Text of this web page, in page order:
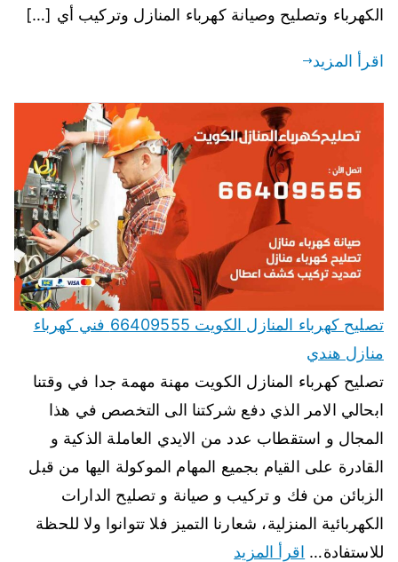
الكهرباء وتصليح وصيانة كهرباء المنازل وتركيب أي […]
اقرأ المزيد
تصليح كهرباء المنازل الكويت 66409555 فني كهرباء
منازل هندي
تصليح كهرباء المنازل الكويت مهنة مهمة جدا في وقتنا
ابحالي الامر الذي دفع شركتنا الى التخصص في هذا
المجال و استقطاب عدد من الايدي العاملة الذكية و
القادرة على القيام بجميع المهام الموكولة اليها من قبل
الزبائن من فك و تركيب و صيانة و تصليح الدارات
الكهربائية المنزلية، شعارنا التميز فلا تتوانوا ولا للحظة
للاستفادة… اقرأ المزيد